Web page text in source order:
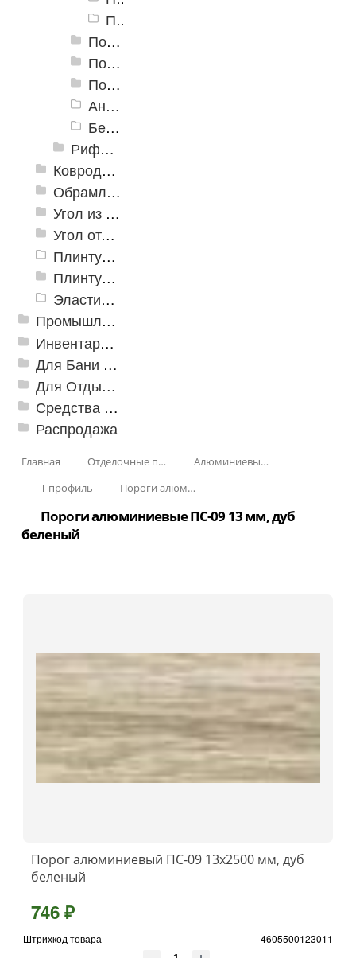
Пороги алюминиевые ПС-09 13 мм, сосна
Пороги алюминиевые ПС-10 18 мм, Т-образные, гнущиеся
Пороги алюминиевые ПС-11 26 мм, Т-образные, гнущиеся
Пороги алюминиевые ПС-15 29 мм (скрытый крепеж)
Анодированный Т-профиль
Без покрытия Т-профиль (голый алюминий)
Рифленые алюминиевые листы и углы квинтет
Ковродержатели
Обрамление
Угол из ПВХ
Угол отделочный арочный
Плинтус для столешниц
Плинтусы «KronPlast»
Эластичный напольно-стыковочный профиль Cezar
Промышленный текстиль
Инвентарь для клининга
Для Бани и Сауны
Для Отдыха и Пикника
Средства от насекомых и садовых вредителей
Распродажа
Главная Отделочные профили
Алюминиевые пороги
Т-профиль
Пороги алюминиевые ПС-09 13 мм, Т-образные, гнущиеся
Пороги алюминиевые ПС-09 13 мм, дуб
беленый
Порог алюминиевый ПС-09 13x2500 мм, дуб
беленый
746 ₽
Штрихкод товара 4605500123011